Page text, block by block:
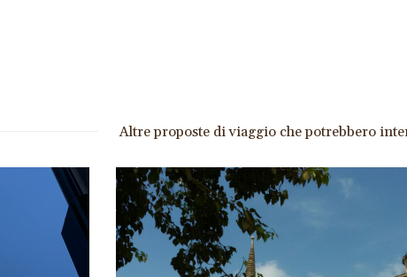
Altre proposte di viaggio che potrebbero